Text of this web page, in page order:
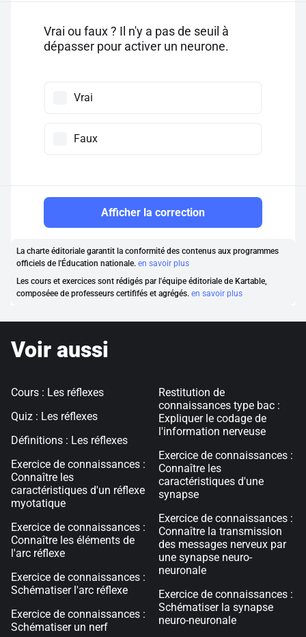
Vrai ou faux ? Il n'y a pas de seuil à
dépasser pour activer un neurone.
Vrai
Faux
Afficher la correction
La charte éditoriale garantit la conformité des contenus aux programmes
officiels de l'Éducation nationale. en savoir plus
Les cours et exercices sont rédigés par l'équipe éditoriale de Kartable,
composéee de professeurs certififés et agrégés. en savoir plus
Voir aussi
Cours : Les réflexes
Quiz : Les réflexes
Définitions : Les réflexes
Exercice de connaissances :
Connaître les
caractéristiques d'un réflexe
myotatique
Exercice de connaissances :
Connaître les éléments de
l'arc réflexe
Exercice de connaissances :
Schématiser l'arc réflexe
Exercice de connaissances :
Schématiser un nerf
Restitution de
connaissances type bac :
Expliquer le codage de
l'information nerveuse
Exercice de connaissances :
Connaître les
caractéristiques d'une
synapse
Exercice de connaissances :
Connaître la transmission
des messages nerveux par
une synapse neuro-
neuronale
Exercice de connaissances :
Schématiser la synapse
neuro-neuronale